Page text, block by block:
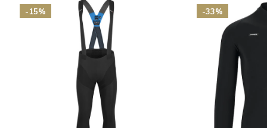
-15% -33%